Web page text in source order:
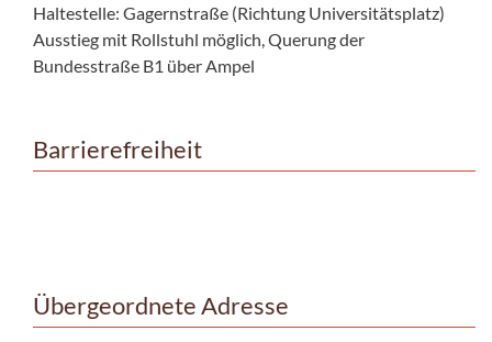
Haltestelle: Gagernstraße (Richtung Universitätsplatz)
Ausstieg mit Rollstuhl möglich, Querung der
Bundesstraße B1 über Ampel
Barrierefreiheit
Übergeordnete Adresse